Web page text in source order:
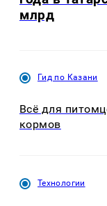
млрд
Гид по Казани
Всё для
кормов
Технологии